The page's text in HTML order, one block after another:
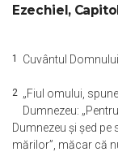
Ezechiel,
1 Cuvântul
2 „Fiul omului,
Dumnezeu:
Dumnezeu şi şed
mărilor”, măcar că